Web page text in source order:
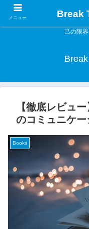
己の限
【徹底レビュ
のコミュニケ
Books
メニュー Break